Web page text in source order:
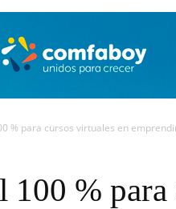
% para cursos virtuales en
100 %